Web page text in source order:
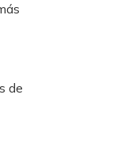
de